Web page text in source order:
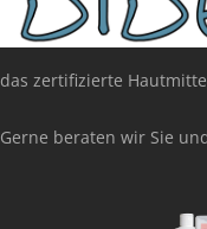
das zertifizierte
Gerne beraten wir Sie